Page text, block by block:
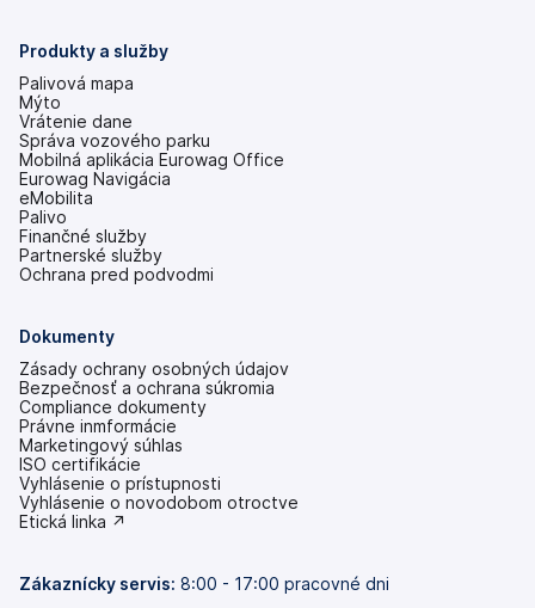
Produkty a služby
Palivová mapa
Mýto
Vrátenie dane
Správa vozového parku
Mobilná aplikácia Eurowag Office
Eurowag Navigácia
eMobilita
Palivo
Finančné služby
Partnerské služby
Ochrana pred podvodmi
Dokumenty
Zásady ochrany osobných údajov
Bezpečnosť a ochrana súkromia
Compliance dokumenty
Právne inmformácie
Marketingový súhlas
ISO certifikácie
Vyhlásenie o prístupnosti
(otvoriť
s
Vyhlásenie o novodobom otroctve
(otvoriť
kartou)
Etická linka ↗
Zákaznícky servis: 8:00 - 17:00 pracovné dni